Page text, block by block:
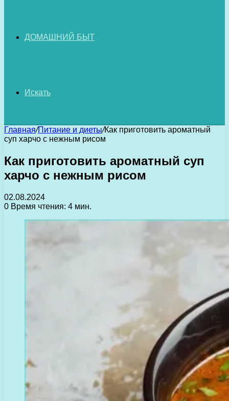
ДОМАШНИЙ БЫТ
Искать
Главная/Питание и диеты/Как приготовить ароматный
суп харчо с нежным рисом
Как приготовить ароматный суп
харчо с нежным рисом
02.08.2024
0 Время чтения: 4 мин.